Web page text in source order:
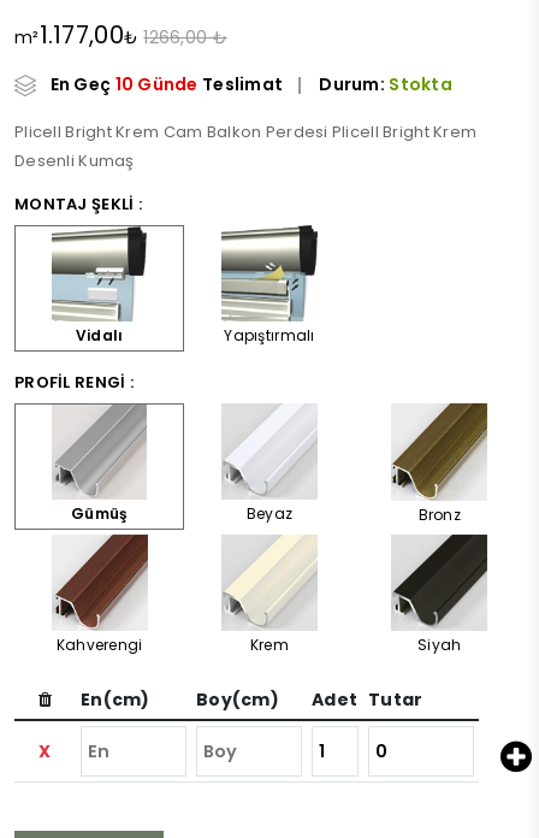
m²1.177,00₺1266,00 ₺
En Geç 10 Günde Teslimat Durum: Stokta
Plicell Bright Krem Cam Balkon Perdesi Plicell Bright Krem
Desenli Kumaş
MONTAJ ŞEKLI :
Vidalı Yapıştırmalı
PROFIL RENGI :
Gümüş Beyaz Bronz
Kahverengi Krem Siyah
En(cm) Boy(cm) Adet Tutar
X